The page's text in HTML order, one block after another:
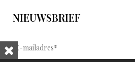
NIEUWSBRIEF
E
-